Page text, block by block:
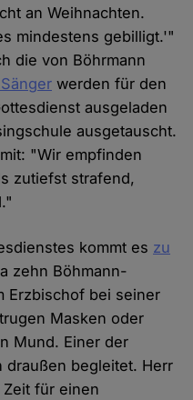
an Weihnachten.
mindestens gebilligt.'"
die von Böhrmann
werden für den
ausgeladen
ausgetauscht.
"Wir empfinden
zutiefst strafend,
kommt es zu
zehn Böhmann-
Erzbischof bei seiner
Masken oder
Mund. Einer der
draußen begleitet. Herr
für einen